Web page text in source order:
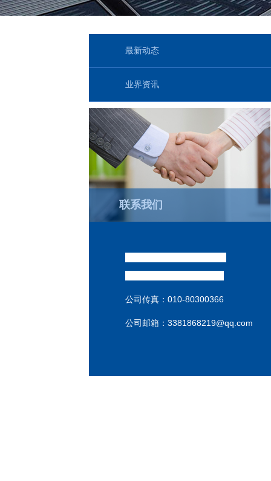
联系我们
公司传真： 010-80300366
公司邮箱： 3381868219@qq.com
最新动态
业界资讯